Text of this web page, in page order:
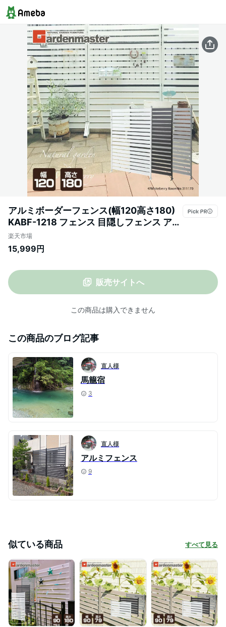
アルミボーダーフェンス(幅120高さ180)
KABF-1218 フェンス 目隠しフェンス アル
ミ ルーバー 衝立 屋外 固定金具 おしゃれ
山善 YAMAZEN ガーデンマスター 【送料
楽天市場
15,999円
販売サイトへ
この商品は購入できません
この商品のブログ記事
直人様
馬籠宿
3
直人様
アルミフェンス
9
似ている商品 すべて見る